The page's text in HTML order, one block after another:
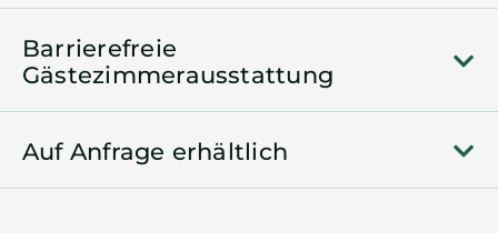
Barrierefreie
Gästezimmerausstattung
Auf Anfrage erhältlich